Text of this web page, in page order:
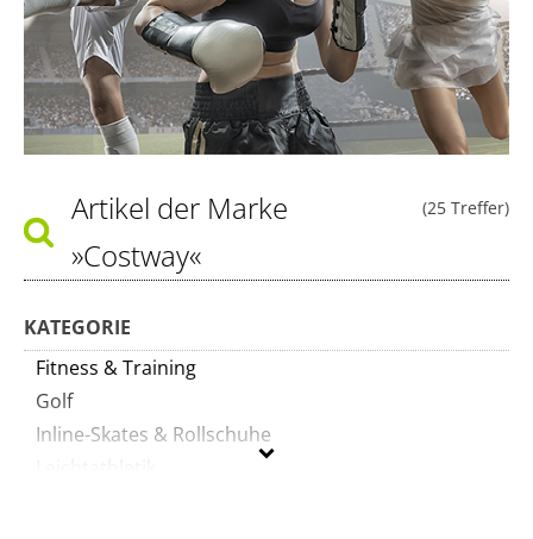
(25 Treffer)
Artikel der Marke
»Costway«
KATEGORIE
Fitness & Training
Golf
Inline-Skates & Rollschuhe